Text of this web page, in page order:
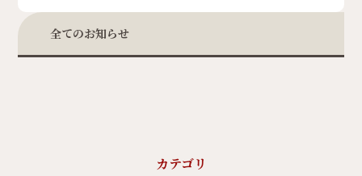
全てのお知らせ
カテゴリ